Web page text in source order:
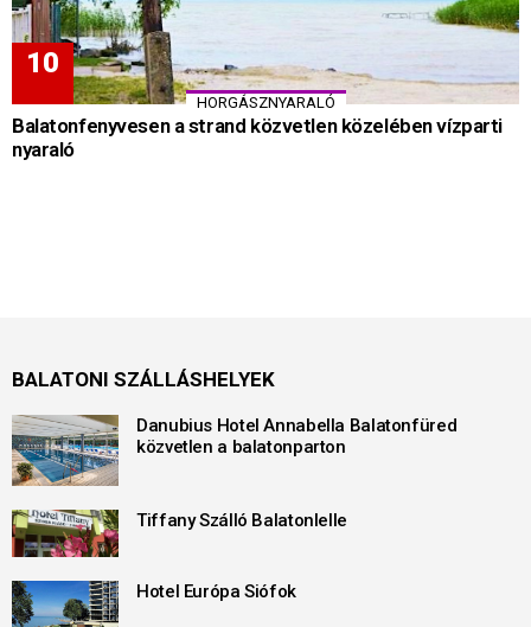
HORGÁSZNYARALÓ
Balatonfenyvesen a strand közvetlen közelében vízparti
nyaraló
BALATONI SZÁLLÁSHELYEK
Danubius Hotel Annabella Balatonfüred
közvetlen a balatonparton
Tiffany Szálló Balatonlelle
Hotel Európa Siófok